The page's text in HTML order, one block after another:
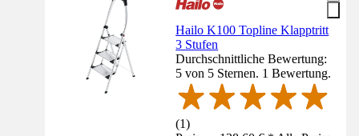
Hailo K100 Topline Klapptritt
3 Stufen
Durchschnittliche Bewertung:
5 von 5 Sternen. 1 Bewertung.
(1)